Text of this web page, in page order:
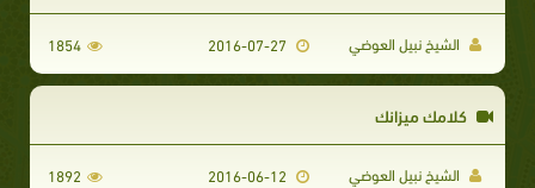
الشيخ نبيل العوضي 1854
كلامك ميزانك
الشيخ نبيل العوضي 1892